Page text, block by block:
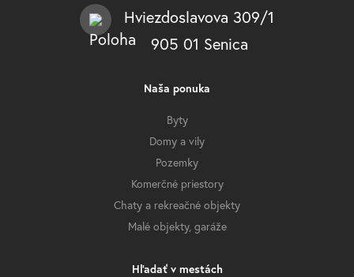
Hviezdoslavova 309/1
905 01 Senica
Naša ponuka
Byty
Domy a vily
Pozemky
Komerčné priestory
Chaty a rekreačné objekty
Malé objekty, garáže
Hľadať v mestách